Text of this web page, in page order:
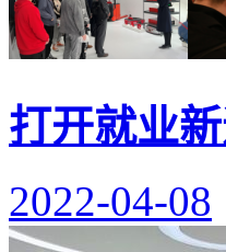
打开就业
2022-04-08